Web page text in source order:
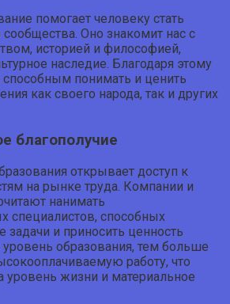
помогает человеку стать
сообщества. Оно знакомит нас с
историей и философией,
наследие. Благодаря этому
способным понимать и ценить
как своего народа, так и других
благополучие
открывает доступ к
на рынке труда. Компании и
нанимать
специалистов, способных
и приносить ценность
образования, тем больше
работу, что
уровень жизни и материальное